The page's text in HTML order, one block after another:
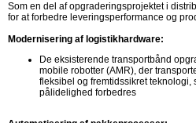
Som en del af opgraderingsprojektet i
for at forbedre leveringsperformance og
Modernisering af logistikhardware:
De eksisterende transportbånd
mobile robotter (AMR), der
fleksibel og fremtidssikret teknologi,
pålidelighed forbedres